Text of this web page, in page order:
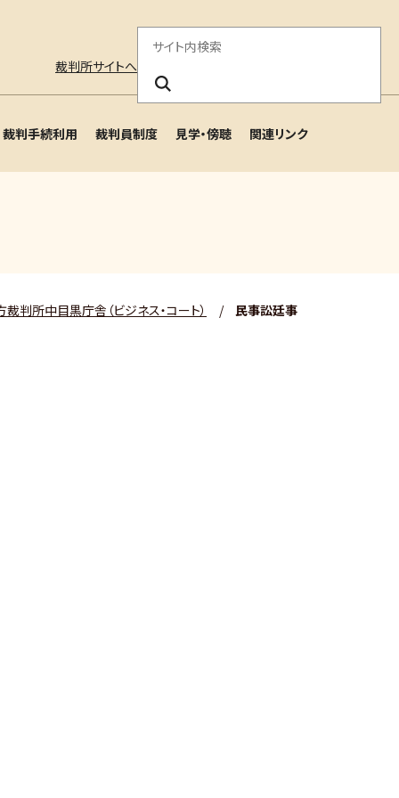
裁判所サイトへ
サ
イ
ト
内
検
裁判手続利用 裁判員制度 見学・傍聴 関連リンク
判所中目黒庁舎（ビジネス・コート） /
民事訟廷事